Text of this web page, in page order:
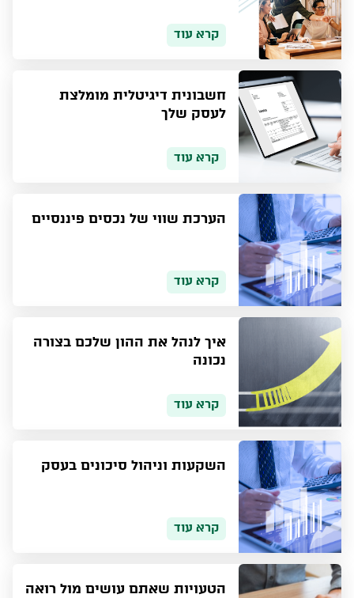
קרא עוד
חשבונית דיגיטלית מומלצת
לעסק שלך
קרא עוד
הערכת שווי של נכסים פיננסיים
קרא עוד
איך לנהל את ההון שלכם בצורה
נכונה
קרא עוד
השקעות וניהול סיכונים בעסק
קרא עוד
הטעויות שאתם עושים מול רואה